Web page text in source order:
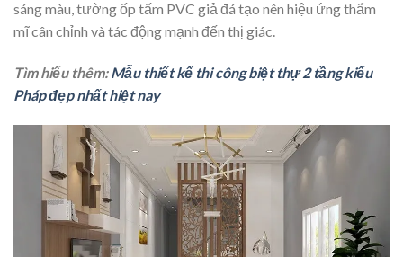
sáng màu, tường ốp tấm PVC giả đá tạo nên hiệu ứng thẩm
mĩ cân chỉnh và tác động mạnh đến thị giác.
Tìm hiểu thêm:Mẫu thiết kế thi công biệt thự 2 tầng kiểu
Pháp đẹp nhất hiệt nay